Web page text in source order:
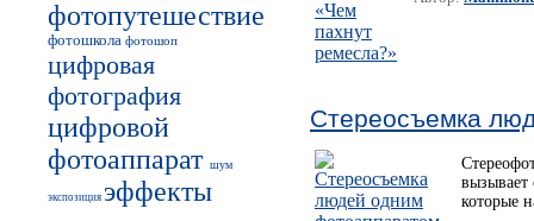
фотопутешествие
фотошкола фотошоп
цифровая
фотография
цифровой
фотоаппарат шум
экспозиция эффекты
Стереосъемка
вызывает
которые